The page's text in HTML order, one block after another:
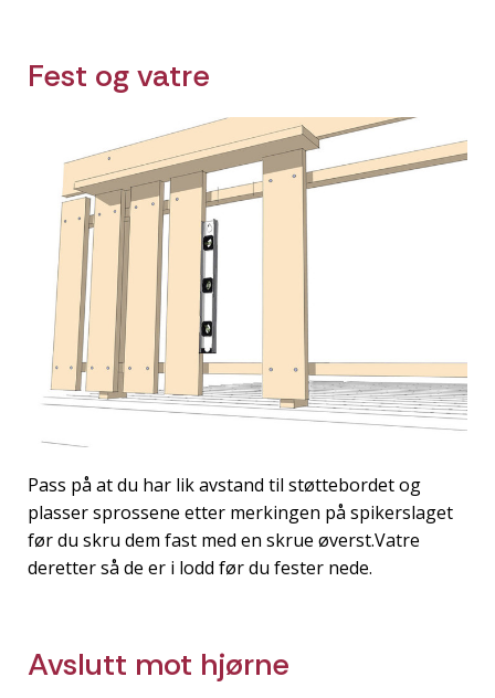
Fest og vatre
Pass på at du har lik avstand til støttebordet og
plasser sprossene etter merkingen på spikerslaget
før du skru dem fast med en skrue øverst.Vatre
deretter så de er i lodd før du fester nede.
Avslutt mot hjørne